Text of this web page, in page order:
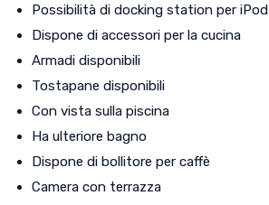
Possibilità di docking station per iPod
Dispone di accessori per la cucina
Armadi disponibili
Tostapane disponibili
Con vista sulla piscina
Ha ulteriore bagno
Dispone di bollitore per caffè
Camera con terrazza